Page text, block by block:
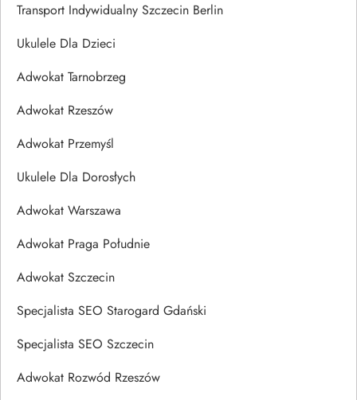
Transport Indywidualny Szczecin Berlin
Ukulele Dla Dzieci
Adwokat Tarnobrzeg
Adwokat Rzeszów
Adwokat Przemyśl
Ukulele Dla Dorosłych
Adwokat Warszawa
Adwokat Praga Południe
Adwokat Szczecin
Specjalista SEO Starogard Gdański
Specjalista SEO Szczecin
Adwokat Rozwód Rzeszów